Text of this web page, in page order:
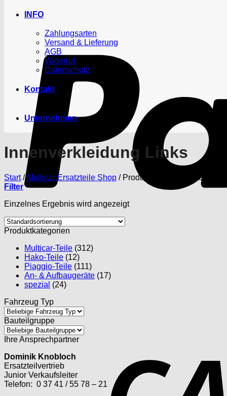
INFO
Zahlungsarten
Versand & Lieferung
AGB
Widerruf
Datenschutz
Kontakt
Unternehmen
Innenverkleidung Links
Start / Multicar Ersatzteile Shop /Produkte verschlagwortet
Filter
Einzelnes Ergebnis wird angezeigt
Produktkategorien
Multicar-Teile (312)
Hako-Teile (12)
Piaggio-Teile (111)
An- & Aufbaugeräte (17)
spezial (24)
Fahrzeug Typ
Bauteilgruppe
Ihre Ansprechpartner
Dominik Knobloch
Ersatzteilvertrieb
Junior Verkaufsleiter
Telefon: 0 37 41 / 55 78 – 21